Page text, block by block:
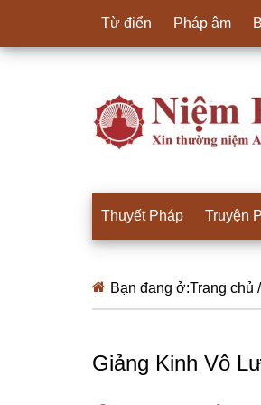
Từ điển Pháp âm
Thuyết Pháp Truyện
Bạn đang ở:Trang chủ /
Giảng Kinh Vô